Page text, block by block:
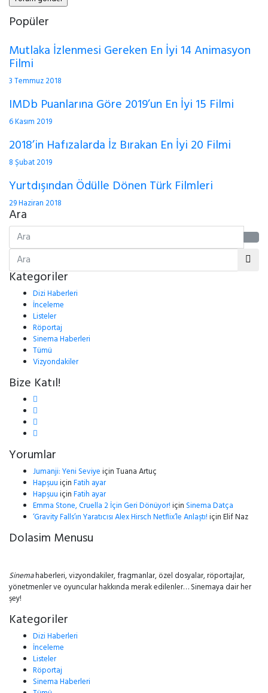
Popüler
Mutlaka İzlenmesi Gereken En İyi 14 Animasyon
Filmi
3 Temmuz 2018
IMDb Puanlarına Göre 2019’un En İyi 15 Filmi
6 Kasım 2019
2018’in Hafızalarda İz Bırakan En İyi 20 Filmi
8 Şubat 2019
Yurtdışından Ödülle Dönen Türk Filmleri
29 Haziran 2018
Ara
Kategoriler
Dizi Haberleri
İnceleme
Listeler
Röportaj
Sinema Haberleri
Tümü
Vizyondakiler
Bize Katıl!
Yorumlar
Jumanji: Yeni SeviyeiçinTuana Artuç
HapşuuiçinFatih ayar
HapşuuiçinFatih ayar
Emma Stone, Cruella 2 İçin Geri Dönüyor!için Sinema Datça
‘Gravity Falls’ın Yaratıcısı Alex Hirsch Netflix’le Anlaştı!içinElif Naz
Dolasim Menusu
Sinemahaberleri, vizyondakiler, fragmanlar, özel dosyalar, röportajlar,
yönetmenler ve oyuncular hakkında merak edilenler… Sinemaya dair her
şey!
Kategoriler
Dizi Haberleri
İnceleme
Listeler
Röportaj
Sinema Haberleri